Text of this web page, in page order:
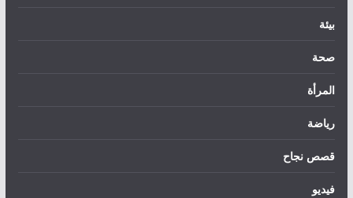
بيئة
صحة
المرأة
رياضة
قصص نجاح
فيديو